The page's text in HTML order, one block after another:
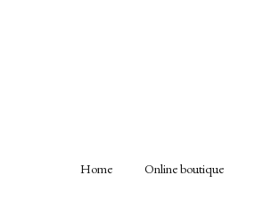
Home Online boutique